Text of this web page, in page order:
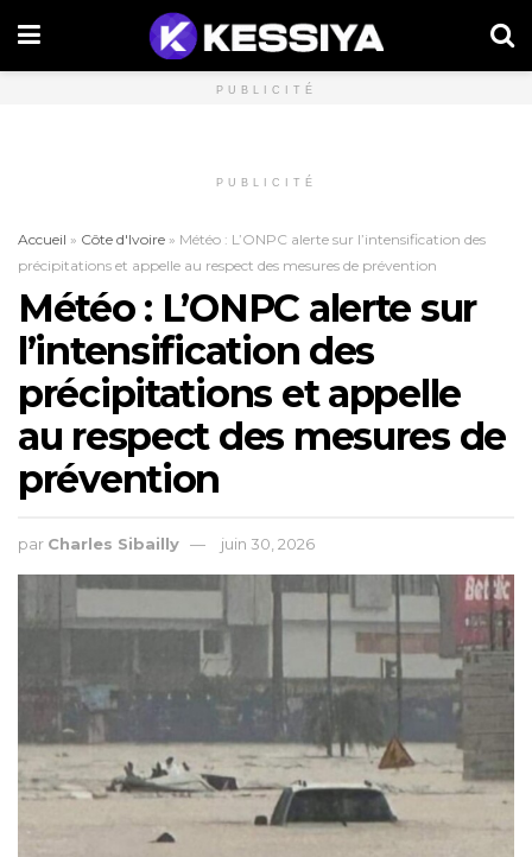
PUBLICITÉ
PUBLICITÉ
Accueil » Côte d'Ivoire » Météo : L’ONPC alerte sur l’intensification des
précipitations et appelle au respect des mesures de prévention
Météo : L’ONPC alerte sur
l’intensification des
précipitations et appelle
au respect des mesures de
prévention
par Charles Sibailly juin 30, 2026